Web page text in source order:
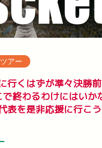
アー
行くはずが準々決勝
終わるわけにはいか
表を是非応援に行こう